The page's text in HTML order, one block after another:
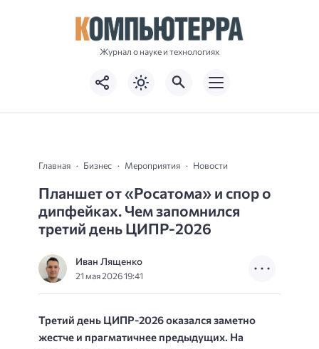
Журнал о науке и технологиях
Главная Бизнес Мероприятия Новости
Планшет от «Росатома» и спор о
дипфейках. Чем запомнился
третий день ЦИПР-2026
Иван Лященко
21 мая 2026 19:41
Третий день ЦИПР-2026 оказался заметно
жестче и прагматичнее предыдущих. На